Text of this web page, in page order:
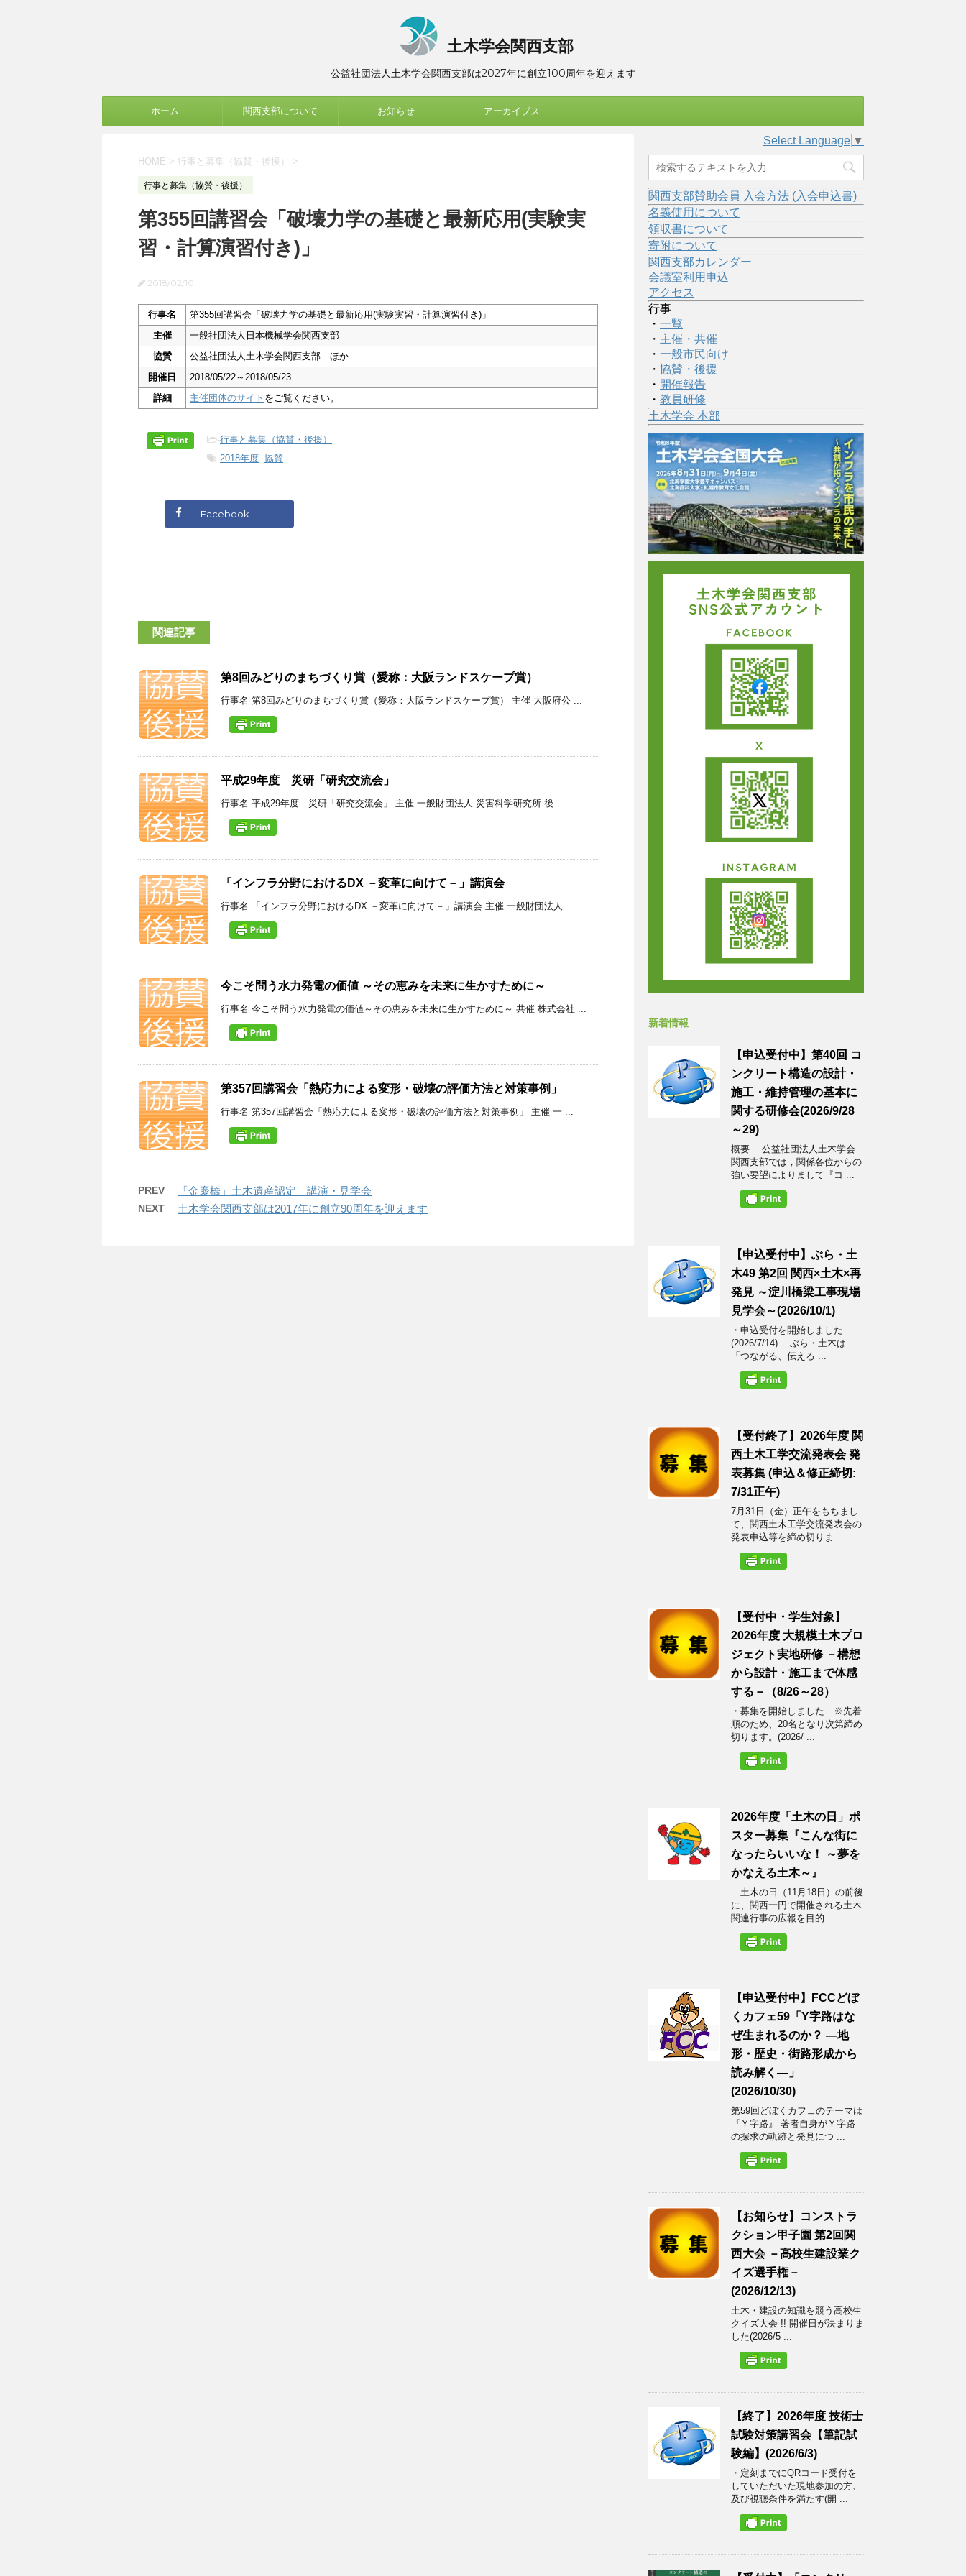
土木学会関西支部
公益社団法人土木学会関西支部は2027年に創立100周年を迎えます
ホーム 関西支部について お知らせ アーカイブス
HOME > 行事と募集（協賛・後援） >
行事と募集（協賛・後援）
第355回講習会「破壊力学の基礎と最新応用(実験実
習・計算演習付き)」
2018/02/10
行事名
第355回講習会「破壊力学の基礎と最新応用(実験実習・計算演習付き)」
主催
一般社団法人日本機械学会関西支部
協賛
公益社団法人土木学会関西支部 ほか
開催日
2018/05/22～2018/05/23
詳細
主催団体のサイト をご覧ください。
-行事と募集（協賛・後援）
-2018年度, 協賛
Facebook
関連記事
第8回みどりのまちづくり賞（愛称：大阪ランドスケープ賞）
行事名 第8回みどりのまちづくり賞（愛称：大阪ランドスケープ賞） 主催 大阪府公 ...
平成29年度 災研「研究交流会」
行事名 平成29年度 災研「研究交流会」 主催 一般財団法人 災害科学研究所 後 ...
「インフラ分野におけるDX －変革に向けて－」講演会
行事名 「インフラ分野におけるDX －変革に向けて－」講演会 主催 一般財団法人 ...
今こそ問う水力発電の価値 ～その恵みを未来に生かすために～
行事名 今こそ問う水力発電の価値～その恵みを未来に生かすために～ 共催 株式会社 ...
第357回講習会「熱応力による変形・破壊の評価方法と対策事例」
行事名 第357回講習会「熱応力による変形・破壊の評価方法と対策事例」 主催 一 ...
PREV 「金慶橋」土木遺産認定 講演・見学会
NEXT 土木学会関西支部は2017年に創立90周年を迎えます
Select Language ▼
関西支部賛助会員 入会方法 (入会申込書)
名義使用について
領収書について
寄附について
関西支部カレンダー
会議室利用申込
アクセス
行事
・ 一覧
・ 主催・共催
・ 一般市民向け
・ 協賛・後援
・ 開催報告
・ 教員研修
土木学会 本部
新着情報
【申込受付中】第40回 コ
ンクリート構造の設計・
施工・維持管理の基本に
関する研修会(2026/9/28
～29)
概要 公益社団法人土木学会
関西支部では，関係各位からの
強い要望によりまして『コ ...
【申込受付中】ぶら・土
木49 第2回 関西×土木×再
発見 ～淀川橋梁工事現場
見学会～(2026/10/1)
・申込受付を開始しました
(2026/7/14) ぶら・土木は
「つながる、伝える ...
【受付終了】2026年度 関
西土木工学交流発表会 発
表募集 (申込＆修正締切:
7/31正午)
7月31日（金）正午をもちまし
て、関西土木工学交流発表会の
発表申込等を締め切りま ...
【受付中・学生対象】
2026年度 大規模土木プロ
ジェクト実地研修 －構想
から設計・施工まで体感
する－（8/26～28）
・募集を開始しました ※先着
順のため、20名となり次第締め
切ります。(2026/ ...
2026年度「土木の日」ポ
スター募集『こんな街に
なったらいいな！ ～夢を
かなえる土木～』
土木の日（11月18日）の前後
に、関西一円で開催される土木
関連行事の広報を目的 ...
【申込受付中】FCCどぼ
くカフェ59「Y字路はな
ぜ生まれるのか？ ―地
形・歴史・街路形成から
読み解く―」
(2026/10/30)
第59回どぼくカフェのテーマは
『Ｙ字路』 著者自身がＹ字路
の探求の軌跡と発見につ ...
【お知らせ】コンストラ
クション甲子園 第2回関
西大会 －高校生建設業ク
イズ選手権－
(2026/12/13)
土木・建設の知識を競う高校生
クイズ大会 !! 開催日が決まりま
した(2026/5 ...
【終了】2026年度 技術士
試験対策講習会【筆記試
験編】(2026/6/3)
・定刻までにQRコード受付を
していただいた現地参加の方、
及び視聴条件を満たす(開 ...